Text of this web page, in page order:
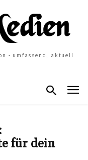
- umfassend, aktuell
für dein